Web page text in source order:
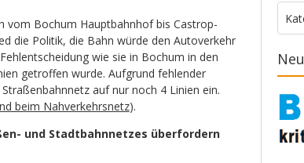
vom Bochum Hauptbahnhof bis Castrop-
die Politik, die Bahn würde den Autoverkehr
wie sie in Bochum in den
getroffen wurde. Aufgrund fehlender
auf nur noch 4 Linien ein.
beim Nahverkehrsnetz).
und Stadtbahnnetzes überfordern